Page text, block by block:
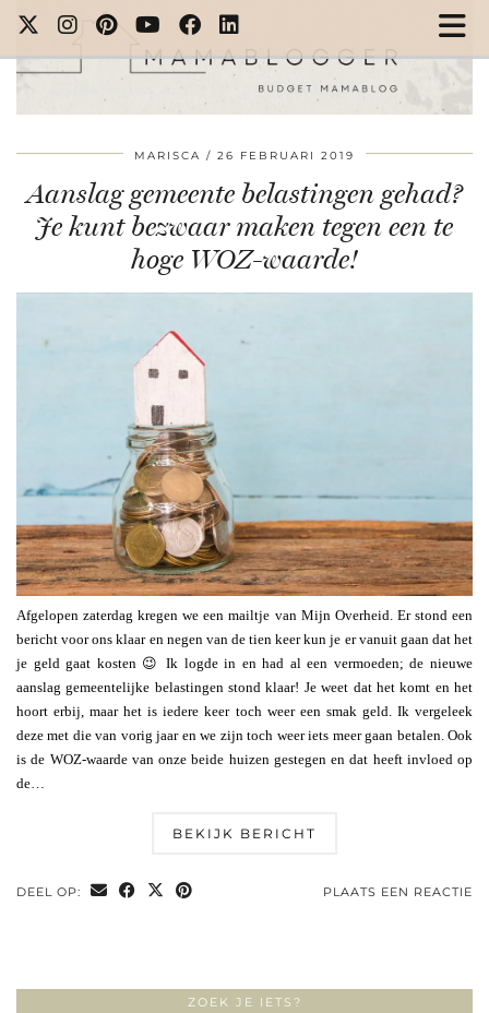
MARISCA 26 FEBRUARI 2019
Aanslag gemeente belastingen gehad?
Je kunt bezwaar maken tegen een te
hoge WOZ-waarde!
Afgelopen zaterdag kregen we een mailtje van Mijn Overheid. Er stond een
bericht voor ons klaar en negen van de tien keer kun je er vanuit gaan dat het
je geld gaat kosten 😉 Ik logde in en had al een vermoeden; de nieuwe
aanslag gemeentelijke belastingen stond klaar! Je weet dat het komt en het
hoort erbij, maar het is iedere keer toch weer een smak geld. Ik vergeleek
deze met die van vorig jaar en we zijn toch weer iets meer gaan betalen. Ook
is de WOZ-waarde van onze beide huizen gestegen en dat heeft invloed op
de…
BEKIJK BERICHT
DEEL OP: PLAATS EEN REACTIE
ZOEK JE IETS?